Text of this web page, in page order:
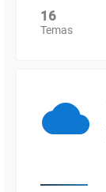
16
Temas